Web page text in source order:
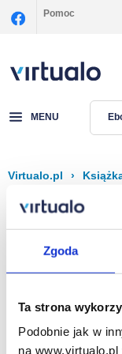
Zgoda
Ta strona
Podobnie jak w
na
Pomoc
MENU
Virtualo.pl ›
Filtruj